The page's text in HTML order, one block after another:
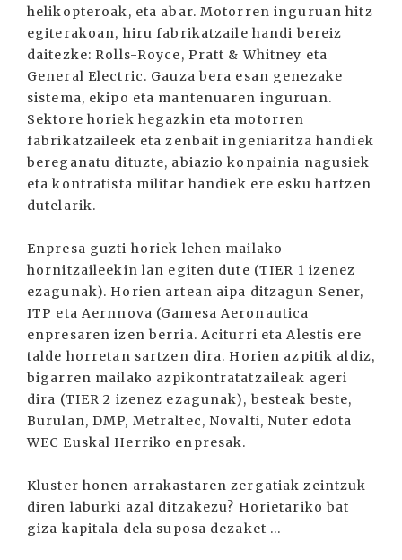
helikopteroak, eta abar. Motorren inguruan hitz
egiterakoan, hiru fabrikatzaile handi bereiz
daitezke: Rolls-Royce, Pratt & Whitney eta
General Electric. Gauza bera esan genezake
sistema, ekipo eta mantenuaren inguruan.
Sektore horiek hegazkin eta motorren
fabrikatzaileek eta zenbait ingeniaritza handiek
bereganatu dituzte, abiazio konpainia nagusiek
eta kontratista militar handiek ere esku hartzen
dutelarik.
Enpresa guzti horiek lehen mailako
hornitzaileekin lan egiten dute (TIER 1 izenez
ezagunak). Horien artean aipa ditzagun Sener,
ITP eta Aernnova (Gamesa Aeronautica
enpresaren izen berria. Aciturri eta Alestis ere
talde horretan sartzen dira. Horien azpitik aldiz,
bigarren mailako azpikontratatzaileak ageri
dira (TIER 2 izenez ezagunak), besteak beste,
Burulan, DMP, Metraltec, Novalti, Nuter edota
WEC Euskal Herriko enpresak.
Kluster honen arrakastaren zergatiak zeintzuk
diren laburki azal ditzakezu? Horietariko bat
giza kapitala dela suposa dezaket ...